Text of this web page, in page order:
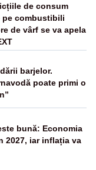
de consum
pe combustibili
de vârf se va apela
barjelor.
poate primi o
bună: Economia
2027, iar inflația va